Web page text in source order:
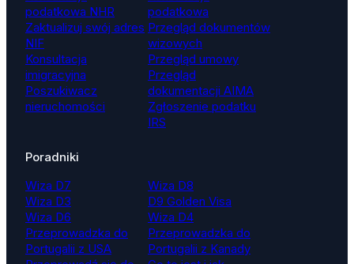
podatkowa NHR
Zaktualizuj swój adres
NIF
Konsultacja
imigracyjna
Poszukiwacz
nieruchomości
podatkowa
Przegląd dokumentów
wizowych
Przegląd umowy
Przegląd
dokumentacji AIMA
Zgłoszenie podatku
IRS
Poradniki
Wiza D7
Wiza D3
Wiza D6
Przeprowadzka do
Portugalii z USA
Wiza D8
D9 Golden Visa
Wiza D4
Przeprowadzka do
Portugalii z Kanady